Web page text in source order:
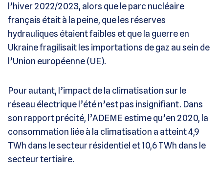
l’hiver 2022/2023, alors que le parc nucléaire
français était à la peine, que les réserves
hydrauliques étaient faibles et que la guerre en
Ukraine fragilisait les importations de gaz au sein de
l’Union européenne (UE).
Pour autant, l’impact de la climatisation sur le
réseau électrique l’été n’est pas insignifiant. Dans
son rapport précité, l’ADEME estime qu’en 2020, la
consommation liée à la climatisation a atteint 4,9
TWh dans le secteur résidentiel et 10,6 TWh dans le
secteur tertiaire.